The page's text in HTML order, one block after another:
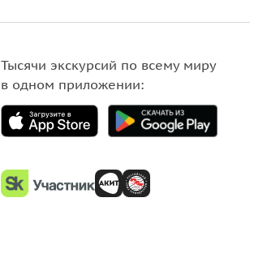
Тысячи экскурсий по всему миру
в одном приложении: